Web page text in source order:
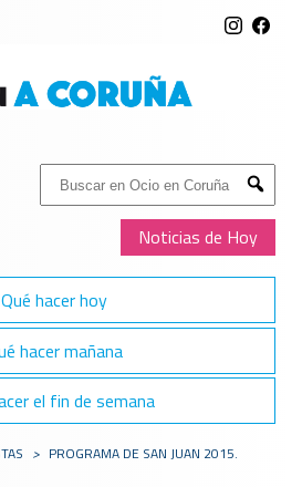
Buscar:
Submit
Noticias de Hoy
Qué hacer hoy
hacer mañana
el fin de semana
> PROGRAMA DE SAN JUAN 2015.